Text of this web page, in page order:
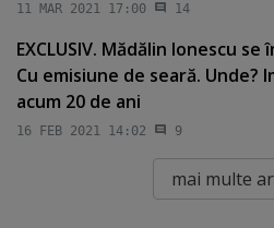
11 MAR 2021 17:00 14
EXCLUSIV. Mădălin Ionescu
Cu emisiune de seară. Unde?
acum 20 de ani
16 FEB 2021 14:02 9
mai multe